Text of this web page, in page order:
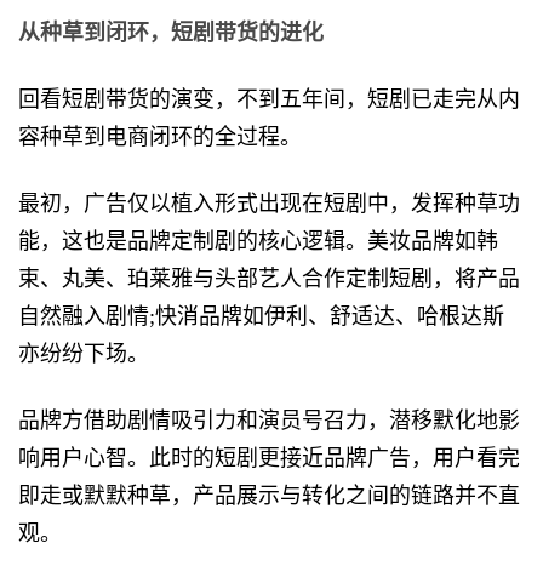
从种草到闭环，短剧带货的进化
回看短剧带货的演变，不到五年间，短剧已走完从内
容种草到电商闭环的全过程。
最初，广告仅以植入形式出现在短剧中，发挥种草功
能，这也是品牌定制剧的核心逻辑。美妆品牌如韩
束、丸美、珀莱雅与头部艺人合作定制短剧，将产品
自然融入剧情;快消品牌如伊利、舒适达、哈根达斯
亦纷纷下场。
品牌方借助剧情吸引力和演员号召力，潜移默化地影
响用户心智。此时的短剧更接近品牌广告，用户看完
即走或默默种草，产品展示与转化之间的链路并不直
观。